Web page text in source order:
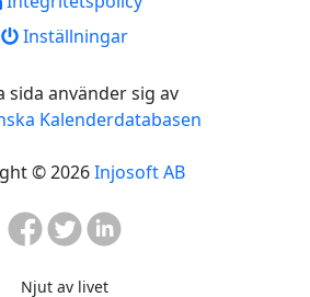
Inställningar
sida använder sig av
Kalenderdatabasen
© 2026Injosoft AB
Njut av livet